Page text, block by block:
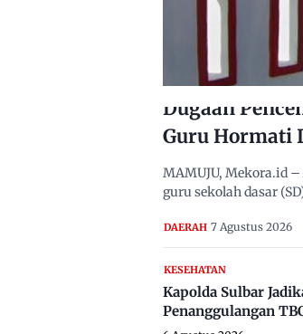
Dugaan
Guru Hormati
MAMUJU, Mekora.id
guru sekolah dasar
DAERAH 7 Agustus 2026
KESEHATAN
Kapolda Sulbar
Penanggulangan